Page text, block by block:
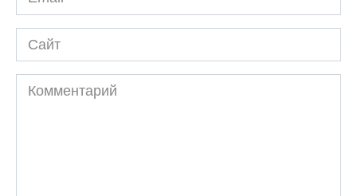
*
Сайт
Комментарий